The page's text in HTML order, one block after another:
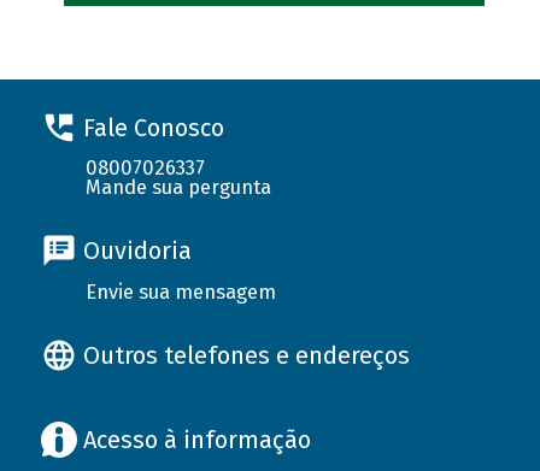
Fale Conosco
08007026337
Mande sua pergunta
Ouvidoria
Envie sua mensagem
Outros telefones e endereços
Acesso à informação